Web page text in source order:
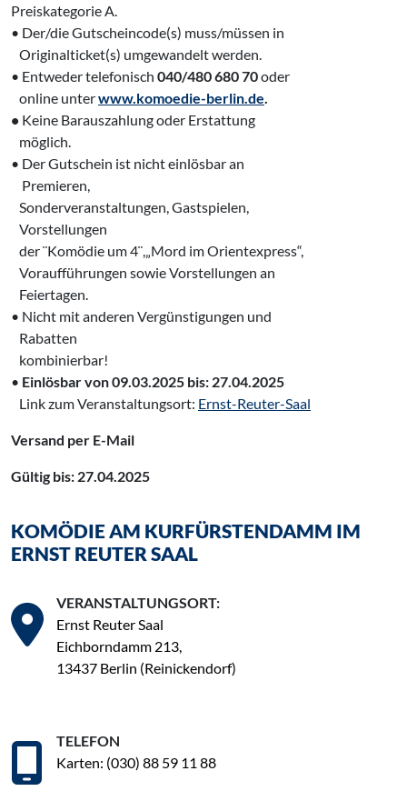
Preiskategorie A.
• Der/die Gutscheincode(s) muss/müssen in‍
‍ Originalticket(s) umgewandelt werden.
• Entweder telefonisch 040/480 680 70oder
‍ online unterwww.komoedie-berlin.de
• Keine Barauszahlung oder Erstattung
‍ möglich.
• Der Gutschein ist nicht einlösbar an
‍ Premieren,
‌ Sonderveranstaltungen, Gastspielen,
‍ Vorstellungen
‌ der ¨Komödie um 4¨,„Mord im Orientexpress“,
‌ Voraufführungen sowie Vorstellungen an
‌ Feiertagen.
• Nicht mit anderen Vergünstigungen und
‍ Rabatten
‍ kombinierbar!
• Einlösbar von 09.03.2025 bis: 27.04.2025
Link zum Veranstaltungsort: Ernst-Reuter-Saal
Versand per E-Mail
Gültig bis: 27.04.2025
KOMÖDIE AM KURFÜRSTENDAMM IM
ERNST REUTER SAAL
VERANSTALTUNGSORT:
Ernst Reuter Saal
Eichborndamm 213,
13437 Berlin (Reinickendorf)
TELEFON
Karten: (030) 88 59 11 88